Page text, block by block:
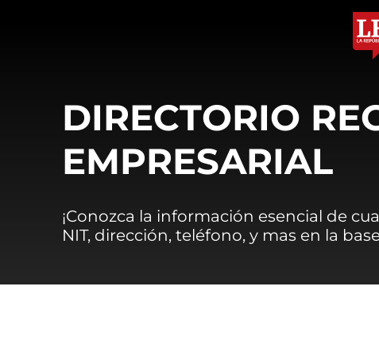
DIRECTORIO
EMPRESARIAL
¡Conozca la información esencial de
NIT, dirección, teléfono, y mas en la